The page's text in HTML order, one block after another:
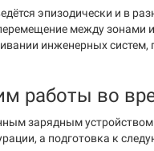
эпизодически и в
между зонами
инженерных
работы во
зарядным
а подготовка к